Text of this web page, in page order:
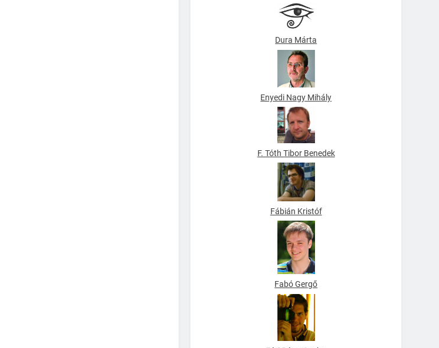
Dura Márta
Enyedi Nagy Mihály
F. Tóth Tibor Benedek
Fábián Kristóf
Fabó Gergő